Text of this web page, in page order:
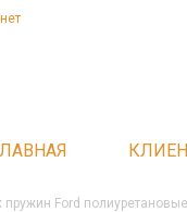
пружин Ford